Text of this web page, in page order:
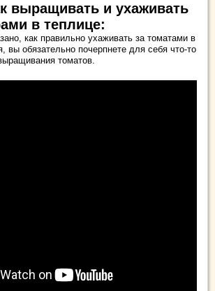
выращивать и ухаживать
в теплице:
как правильно ухаживать за томатами в
вы обязательно почерпнете для себя что-то
томатов.